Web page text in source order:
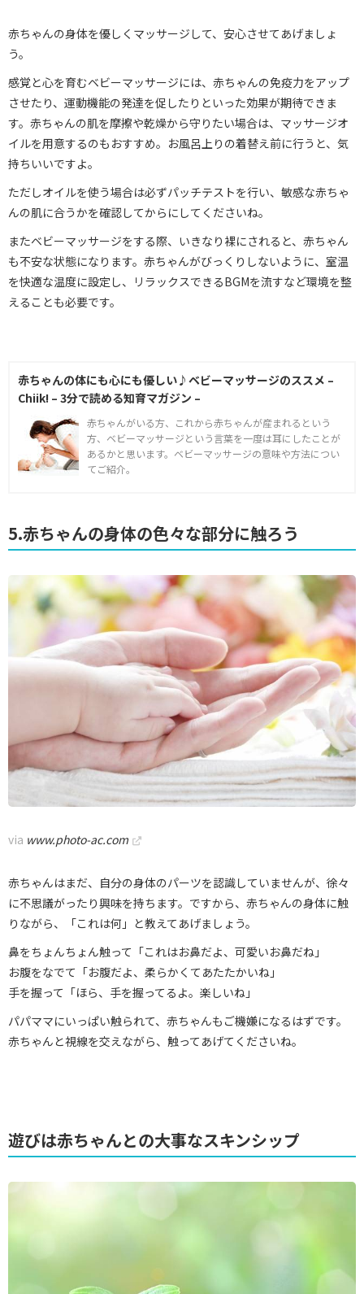
赤ちゃんの身体を優しくマッサージして、安心させてあげましょ
う。
感覚と心を育むベビーマッサージには、赤ちゃんの免疫力をアップ
させたり、運動機能の発達を促したりといった効果が期待できま
す。赤ちゃんの肌を摩擦や乾燥から守りたい場合は、マッサージオ
イルを用意するのもおすすめ。お風呂上りの着替え前に行うと、気
持ちいいですよ。
ただしオイルを使う場合は必ずパッチテストを行い、敏感な赤ちゃ
んの肌に合うかを確認してからにしてくださいね。
またベビーマッサージをする際、いきなり裸にされると、赤ちゃん
も不安な状態になります。赤ちゃんがびっくりしないように、室温
を快適な温度に設定し、リラックスできるBGMを流すなど環境を整
えることも必要です。
赤ちゃんの体にも心にも優しい♪ベビーマッサージのススメ –
Chiik! – 3分で読める知育マガジン –
赤ちゃんがいる方、これから赤ちゃんが産まれるという
方、ベビーマッサージという言葉を一度は耳にしたことが
あるかと思います。ベビーマッサージの意味や方法につい
てご紹介。
5.赤ちゃんの身体の色々な部分に触ろう
via www.photo-ac.com
赤ちゃんはまだ、自分の身体のパーツを認識していませんが、徐々
に不思議がったり興味を持ちます。ですから、赤ちゃんの身体に触
りながら、「これは何」と教えてあげましょう。
鼻をちょんちょん触って「これはお鼻だよ、可愛いお鼻だね」
お腹をなでて「お腹だよ、柔らかくてあたたかいね」
手を握って「ほら、手を握ってるよ。楽しいね」
パパママにいっぱい触られて、赤ちゃんもご機嫌になるはずです。
赤ちゃんと視線を交えながら、触ってあげてくださいね。
遊びは赤ちゃんとの大事なスキンシップ